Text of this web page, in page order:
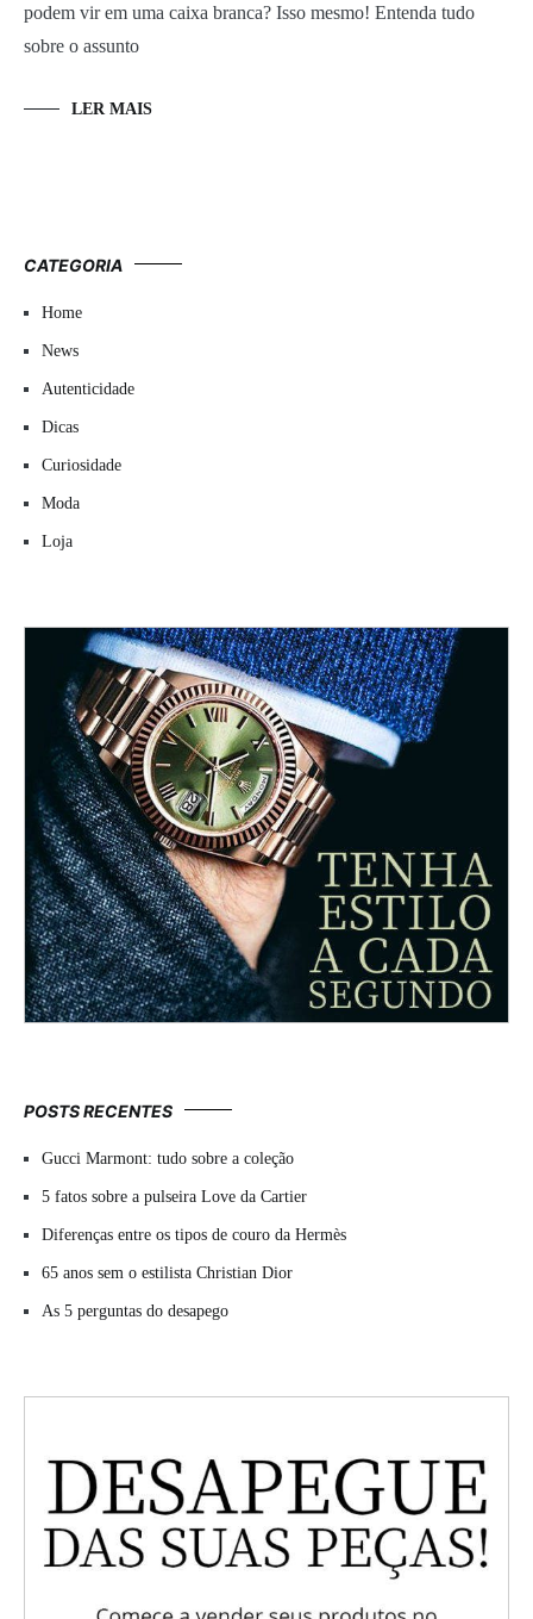
podem vir em uma caixa branca? Isso mesmo! Entenda tudo
sobre o assunto
LER MAIS
CATEGORIA
Home
News
Autenticidade
Dicas
Curiosidade
Moda
Loja
POSTS RECENTES
Gucci Marmont: tudo sobre a coleção
5 fatos sobre a pulseira Love da Cartier
Diferenças entre os tipos de couro da Hermès
65 anos sem o estilista Christian Dior
As 5 perguntas do desapego